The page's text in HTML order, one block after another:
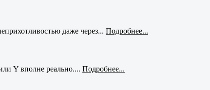
даже через... Подробнее...
Y вполне реально.... Подробнее...